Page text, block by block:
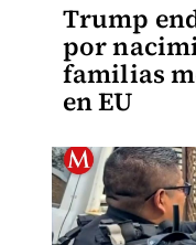
Trump
por
familias
en EU